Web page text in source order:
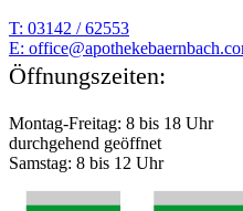
T: 03142 / 62553
E:
Öffnungszeiten:
Montag-Freitag: 8 bis 18 Uhr
durchgehend geöffnet
Samstag: 8 bis 12 Uhr